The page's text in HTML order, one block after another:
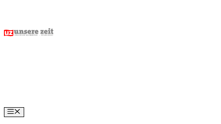
content
Menu